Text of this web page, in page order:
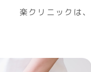
楽クリニックは、